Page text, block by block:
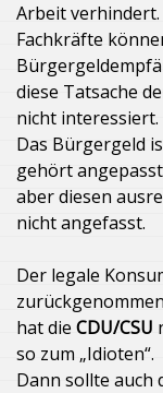
Arbeit verhindert.
Fachkräfte
diese Tatsache
nicht interessiert.
Das Bürgergeld
gehört
aber diesen
nicht angefasst.
Der legale
hat die CDU/CSU
so zum „Idioten“.
Dann sollte auch